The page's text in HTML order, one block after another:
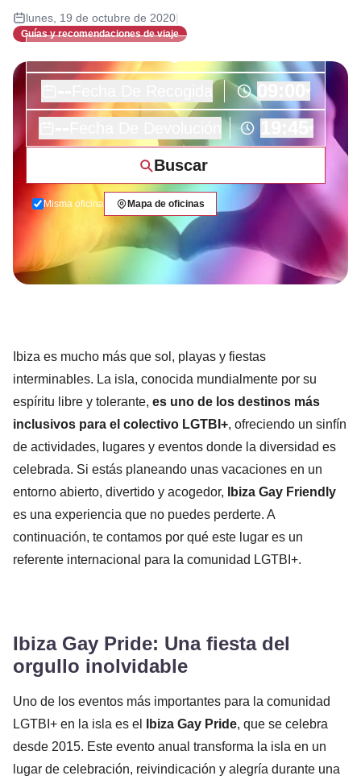
Buscar
Misma oficina Mapa de oficinas
lunes, 19 de octubre de 2020|
Guías y recomendaciones de viaje
Ibiza es mucho más que sol, playas y fiestas
interminables. La isla, conocida mundialmente por su
espíritu libre y tolerante, es uno de los destinos más
inclusivos para el colectivo LGTBI+, ofreciendo un sinfín
de actividades, lugares y eventos donde la diversidad es
celebrada. Si estás planeando unas vacaciones en un
entorno abierto, divertido y acogedor,
Ibiza Gay Friendly
es una experiencia que no puedes perderte. A
continuación, te contamos por qué este lugar es un
referente internacional para la comunidad LGTBI+.
Ibiza Gay Pride: Una fiesta del
orgullo inolvidable
Uno de los eventos más importantes para la comunidad
LGTBI+ en la isla es el
Ibiza Gay Pride, que se celebra
desde 2015. Este evento anual transforma la isla en un
lugar de celebración, reivindicación y alegría durante una